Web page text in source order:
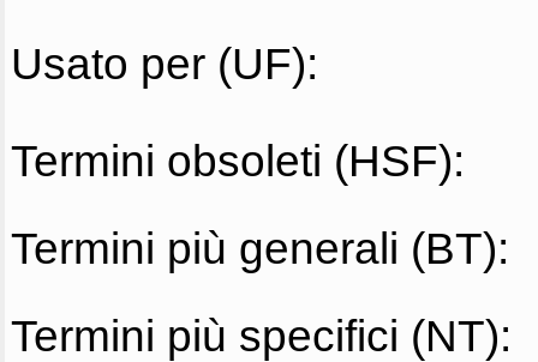
Usato per (UF):
Termini obsoleti (HSF):
Termini più generali (BT):
Termini più specifici (NT):